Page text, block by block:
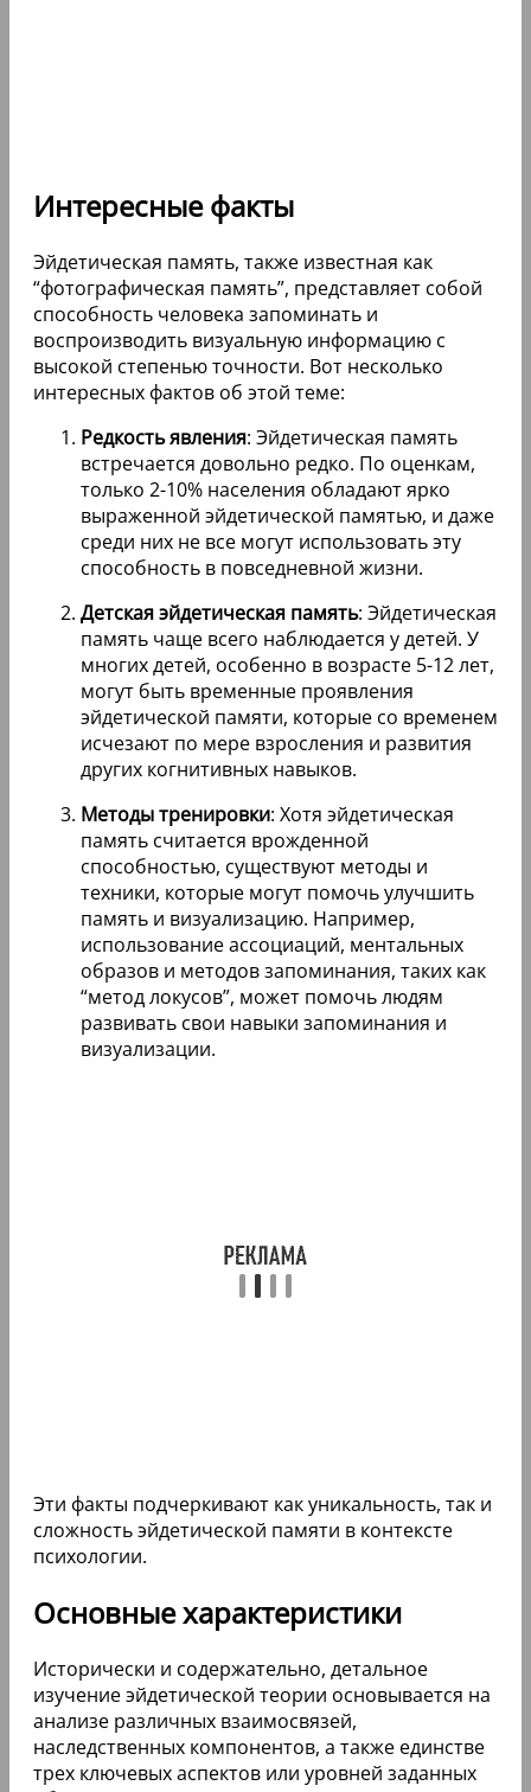
Интересные факты
Эйдетическая память, также известная как
“фотографическая память”, представляет собой
способность человека запоминать и
воспроизводить визуальную информацию с
высокой степенью точности. Вот несколько
интересных фактов об этой теме:
Редкость явления: Эйдетическая память
встречается довольно редко. По оценкам,
только 2-10% населения обладают ярко
выраженной эйдетической памятью, и даже
среди них не все могут использовать эту
способность в повседневной жизни.
Детская эйдетическая память: Эйдетическая
память чаще всего наблюдается у детей. У
многих детей, особенно в возрасте 5-12 лет,
могут быть временные проявления
эйдетической памяти, которые со временем
исчезают по мере взросления и развития
других когнитивных навыков.
Методы тренировки: Хотя эйдетическая
память считается врожденной
способностью, существуют методы и
техники, которые могут помочь улучшить
память и визуализацию. Например,
использование ассоциаций, ментальных
образов и методов запоминания, таких как
“метод локусов”, может помочь людям
развивать свои навыки запоминания и
визуализации.
Эти факты подчеркивают как уникальность, так и
сложность эйдетической памяти в контексте
психологии.
Основные характеристики
Исторически и содержательно, детальное
изучение эйдетической теории основывается на
анализе различных взаимосвязей,
наследственных компонентов, а также единстве
трех ключевых аспектов или уровней заданных